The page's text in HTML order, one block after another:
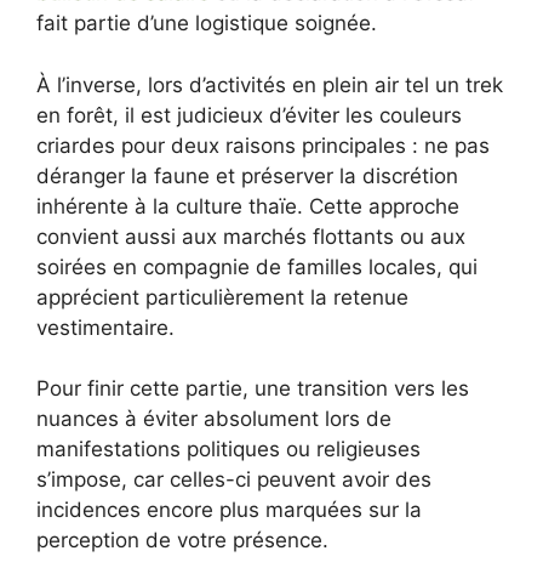
fait partie d’une logistique soignée.
À l’inverse, lors d’activités en plein air tel un trek
en forêt, il est judicieux d’éviter les couleurs
criardes pour deux raisons principales : ne pas
déranger la faune et préserver la discrétion
inhérente à la culture thaïe. Cette approche
convient aussi aux marchés flottants ou aux
soirées en compagnie de familles locales, qui
apprécient particulièrement la retenue
vestimentaire.
Pour finir cette partie, une transition vers les
nuances à éviter absolument lors de
manifestations politiques ou religieuses
s’impose, car celles-ci peuvent avoir des
incidences encore plus marquées sur la
perception de votre présence.